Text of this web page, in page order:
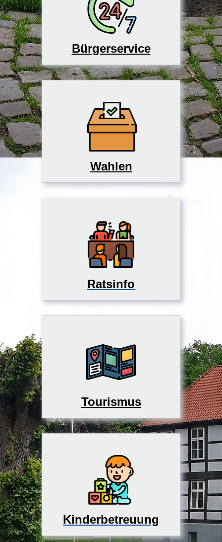
Bürgerservice
Wahlen
Ratsinfo
Tourismus
Kinderbetreuung